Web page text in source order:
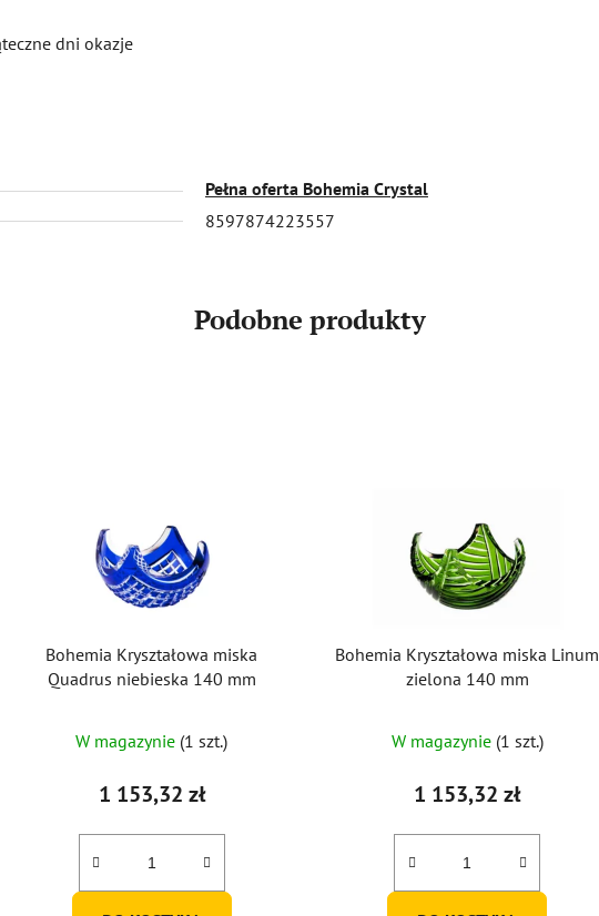
dni okazje
Pełna oferta Bohemia Crystal
8597874223557
Podobne produkty
Bohemia Kryształowa miska
Quadrus niebieska 140 mm
W magazynie (1 szt.)
1 153,32 zł
Bohemia Kryształowa miska Linum
zielona 140 mm
W magazynie (1 szt.)
1 153,32 zł